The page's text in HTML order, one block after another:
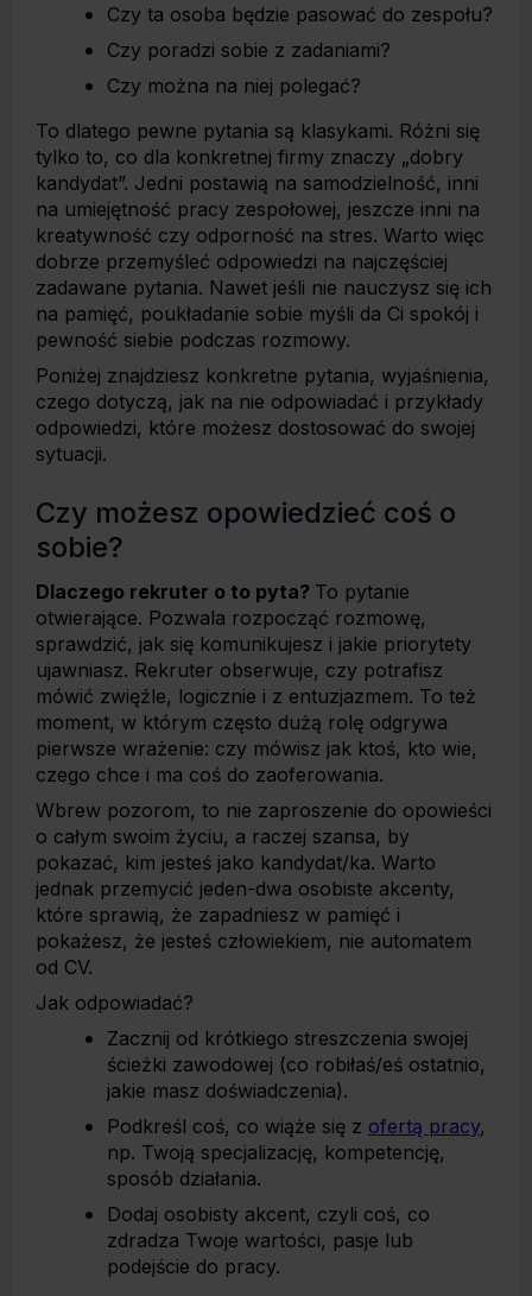
Czy ta osoba będzie pasować do zespołu?
Czy poradzi sobie z zadaniami?
Czy można na niej polegać?
To dlatego pewne pytania są klasykami. Różni się
tylko to, co dla konkretnej firmy znaczy „dobry
kandydat”. Jedni postawią na samodzielność, inni
na umiejętność pracy zespołowej, jeszcze inni na
kreatywność czy odporność na stres. Warto więc
dobrze przemyśleć odpowiedzi na najczęściej
zadawane pytania. Nawet jeśli nie nauczysz się ich
na pamięć, poukładanie sobie myśli da Ci spokój i
pewność siebie podczas rozmowy.
Poniżej znajdziesz konkretne pytania, wyjaśnienia,
czego dotyczą, jak na nie odpowiadać i przykłady
odpowiedzi, które możesz dostosować do swojej
sytuacji.
Czy możesz opowiedzieć coś o
sobie?
Dlaczego rekruter o to pyta? To pytanie
otwierające. Pozwala rozpocząć rozmowę,
sprawdzić, jak się komunikujesz i jakie priorytety
ujawniasz. Rekruter obserwuje, czy potrafisz
mówić zwięźle, logicznie i z entuzjazmem. To też
moment, w którym często dużą rolę odgrywa
pierwsze wrażenie: czy mówisz jak ktoś, kto wie,
czego chce i ma coś do zaoferowania.
Wbrew pozorom, to nie zaproszenie do opowieści
o całym swoim życiu, a raczej szansa, by
pokazać, kim jesteś jako kandydat/ka. Warto
jednak przemycić jeden-dwa osobiste akcenty,
które sprawią, że zapadniesz w pamięć i
pokażesz, że jesteś człowiekiem, nie automatem
od CV.
Jak odpowiadać?
Zacznij od krótkiego streszczenia swojej
ścieżki zawodowej (co robiłaś/eś ostatnio,
jakie masz doświadczenia).
Podkreśl coś, co wiąże się z ofertą pracy,
np. Twoją specjalizację, kompetencję,
sposób działania.
Dodaj osobisty akcent, czyli coś, co
zdradza Twoje wartości, pasje lub
podejście do pracy.